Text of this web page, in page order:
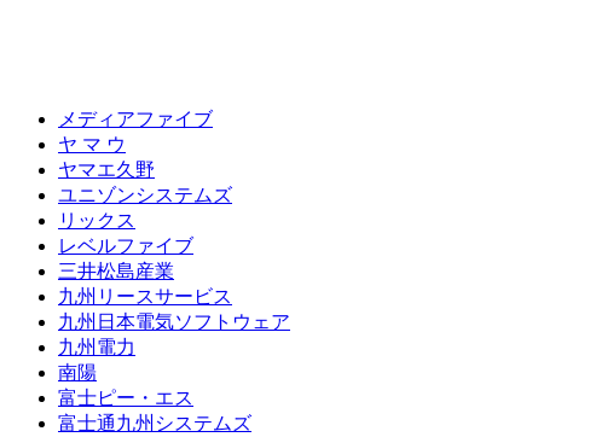
メディアファイブ
ヤ マ ウ
ヤマエ久野
ユニゾンシステムズ
リックス
レベルファイブ
三井松島産業
九州リースサービス
九州日本電気ソフトウェア
九州電力
南陽
富士ピー・エス
富士通九州システムズ